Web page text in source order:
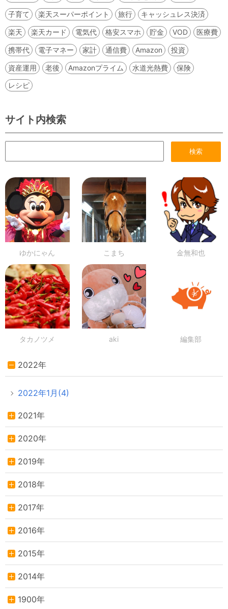
子育て 楽天スーパーポイント 旅行 キャッシュレス決済
楽天 楽天カード 電気代 格安スマホ 貯金 VOD 医療費
携帯代 電子マネー 家計 通信費 Amazon 投資
資産運用 老後 Amazonプライム 水道光熱費
保険
レシピ
サイト内検索
ゆかにゃん こまち 金無和也
タカノツメ aki 編集部
2022年
2022年1月(4)
2021年
2020年
2019年
2018年
2017年
2016年
2015年
2014年
1900年